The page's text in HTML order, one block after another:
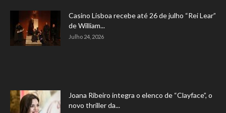
Casino Lisboa recebe até 26 de julho “Rei Lear”
de William...
Julho 24, 2026
Joana Ribeiro integra o elenco de “Clayface”, o
novo thriller da...